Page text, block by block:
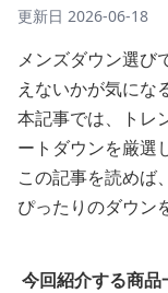
更新日 2026-06-18
メンズダウン選び
えないかが気にな
本記事では、トレ
ートダウンを厳選
この記事を読めば
ぴったりのダウン
今回紹介する商品